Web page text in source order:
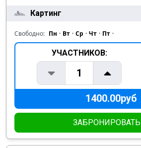
Картинг
Свободно: Пн · Вт · Ср · Чт · Пт ·
УЧАСТНИКОВ:
1
1400.00руб
ЗАБРОНИРОВАТЬ